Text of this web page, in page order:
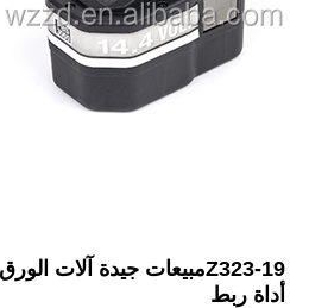
Z323-19
أداة ربط